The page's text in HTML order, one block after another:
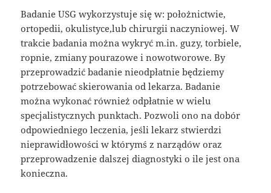
Badanie USG wykorzystuje się w: położnictwie,
ortopedii, okulistyce,lub chirurgii naczyniowej. W
trakcie badania można wykryć m.in. guzy, torbiele,
ropnie, zmiany pourazowe i nowotworowe. By
przeprowadzić badanie nieodpłatnie będziemy
potrzebować skierowania od lekarza. Badanie
można wykonać również odpłatnie w wielu
specjalistycznych punktach. Pozwoli ono na dobór
odpowiedniego leczenia, jeśli lekarz stwierdzi
nieprawidłowości w którymś z narządów oraz
przeprowadzenie dalszej diagnostyki o ile jest ona
konieczna.